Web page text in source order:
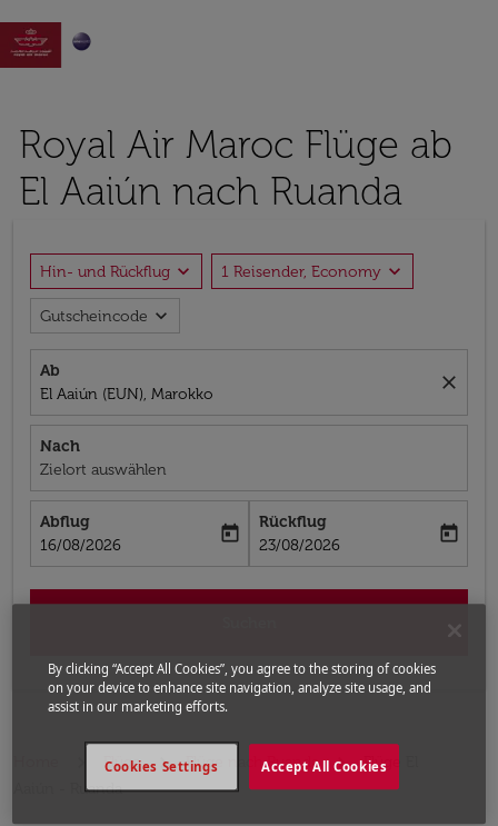

Royal Air Maroc Flüge ab
El Aaiún nach Ruanda
Hin- und Rückflug expand_more 1 Reisender, Economy expand_more
Gutscheincode expand_more
Ab
El Aaiún (EUN), Marokko
close
Nach
Zielort auswählen
Abflug
fc-booking-departure-date-aria-label
16/08/2026
today
Rückflug
fc-booking-return-date-aria-label
23/08/2026
today
Flüge Flüge nach Ruanda
Flüge El
Aaiún - Ruanda
By clicking “Accept All Cookies”, you agree to the storing of cookies
on your device to enhance site navigation, analyze site usage, and
assist in our marketing efforts.
Accept All Cookies
Cookies Settings